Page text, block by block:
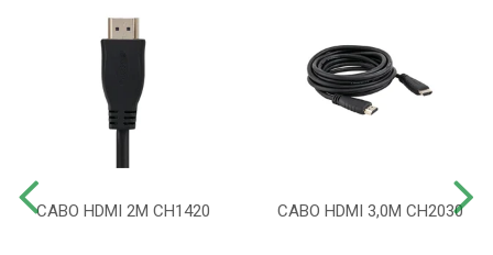
CABO HDMI 2M CH1420 CABO HDMI 3,0M CH2030